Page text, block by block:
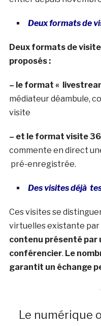
Deux formats de
Deux formats de
proposés :
– le format «
médiateur déambule,
visite
– et le format visite
commente en direct
pré-enregistrée.
Des visites déjà
Ces visites se
virtuelles existante par
contenu présenté par
conférencier. Le
garantit un échange
Le numérique